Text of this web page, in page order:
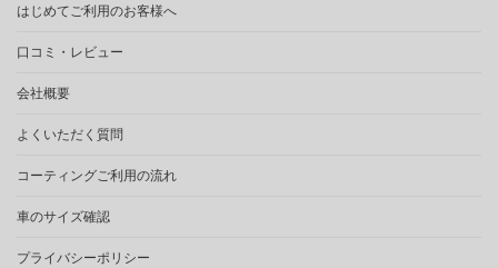
はじめてご利用のお客様へ
口コミ・レビュー
会社概要
よくいただく質問
コーティングご利用の流れ
車のサイズ確認
プライバシーポリシー